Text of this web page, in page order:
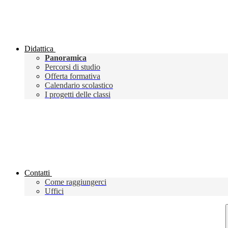
Didattica
Panoramica
Percorsi di studio
Offerta formativa
Calendario scolastico
I progetti delle classi
Contatti
Come raggiungerci
Uffici